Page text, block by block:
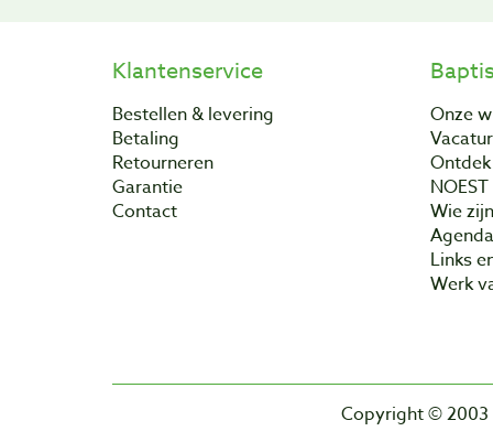
Klantenservice
Bestellen & levering
Betaling
Retourneren
Garantie
Contact
Onze
NOEST
Wie
Agenda
Links
Werk
Copyright © 2003